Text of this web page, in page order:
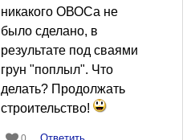
никакого ОВОСа не
было сделано, в
результате под сваями
грун "поплыл". Что
делать? Продолжать
строительство!